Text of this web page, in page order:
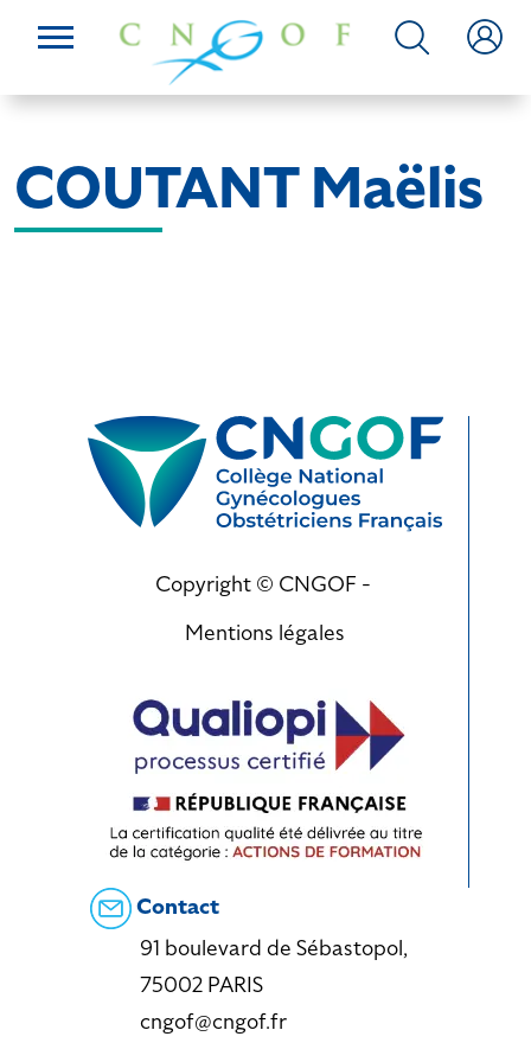
COUTANT Maëlis
Copyright © CNGOF -
Mentions légales
Contact
91 boulevard de Sébastopol,
75002 PARIS
cngof@cngof.fr